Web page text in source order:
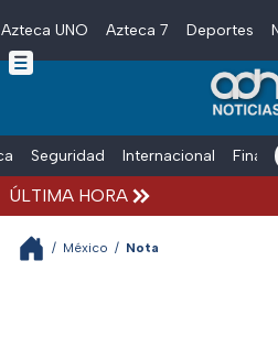
Skip to main content
Azteca UNO Azteca 7 Deportes
Seguridad Internacional
ÚLTIMA HORA
/ México / Nota